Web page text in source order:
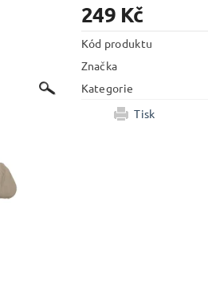
249 Kč
Kód produktu
Značka
Kategorie
Tisk